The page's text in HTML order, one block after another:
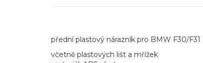
přední plastový nárazník pro BMW F30/F31
včetně plastových lišt a mřížek